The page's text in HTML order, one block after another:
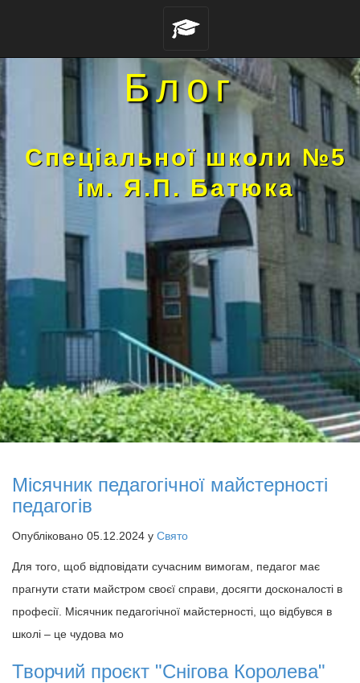
Блог
Спеціальної школи №5
ім. Я.П. Батюка
Місячник педагогічної майстерності
педагогів
Опубліковано 05.12.2024 у Свято
Для того, щоб відповідати сучасним вимогам, педагог має
прагнути стати майстром своєї справи, досягти досконалості в
професії. Місячник педагогічної майстерності, що відбувся в
школі – це чудова мо
Творчий проєкт "Снігова Королева"